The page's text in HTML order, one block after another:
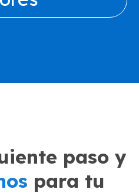
paso y
para tu